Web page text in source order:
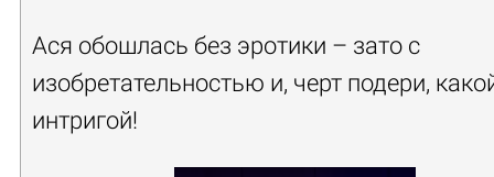
Ася обошлась без эротики – зато с
изобретательностью и, черт подери,
интригой!